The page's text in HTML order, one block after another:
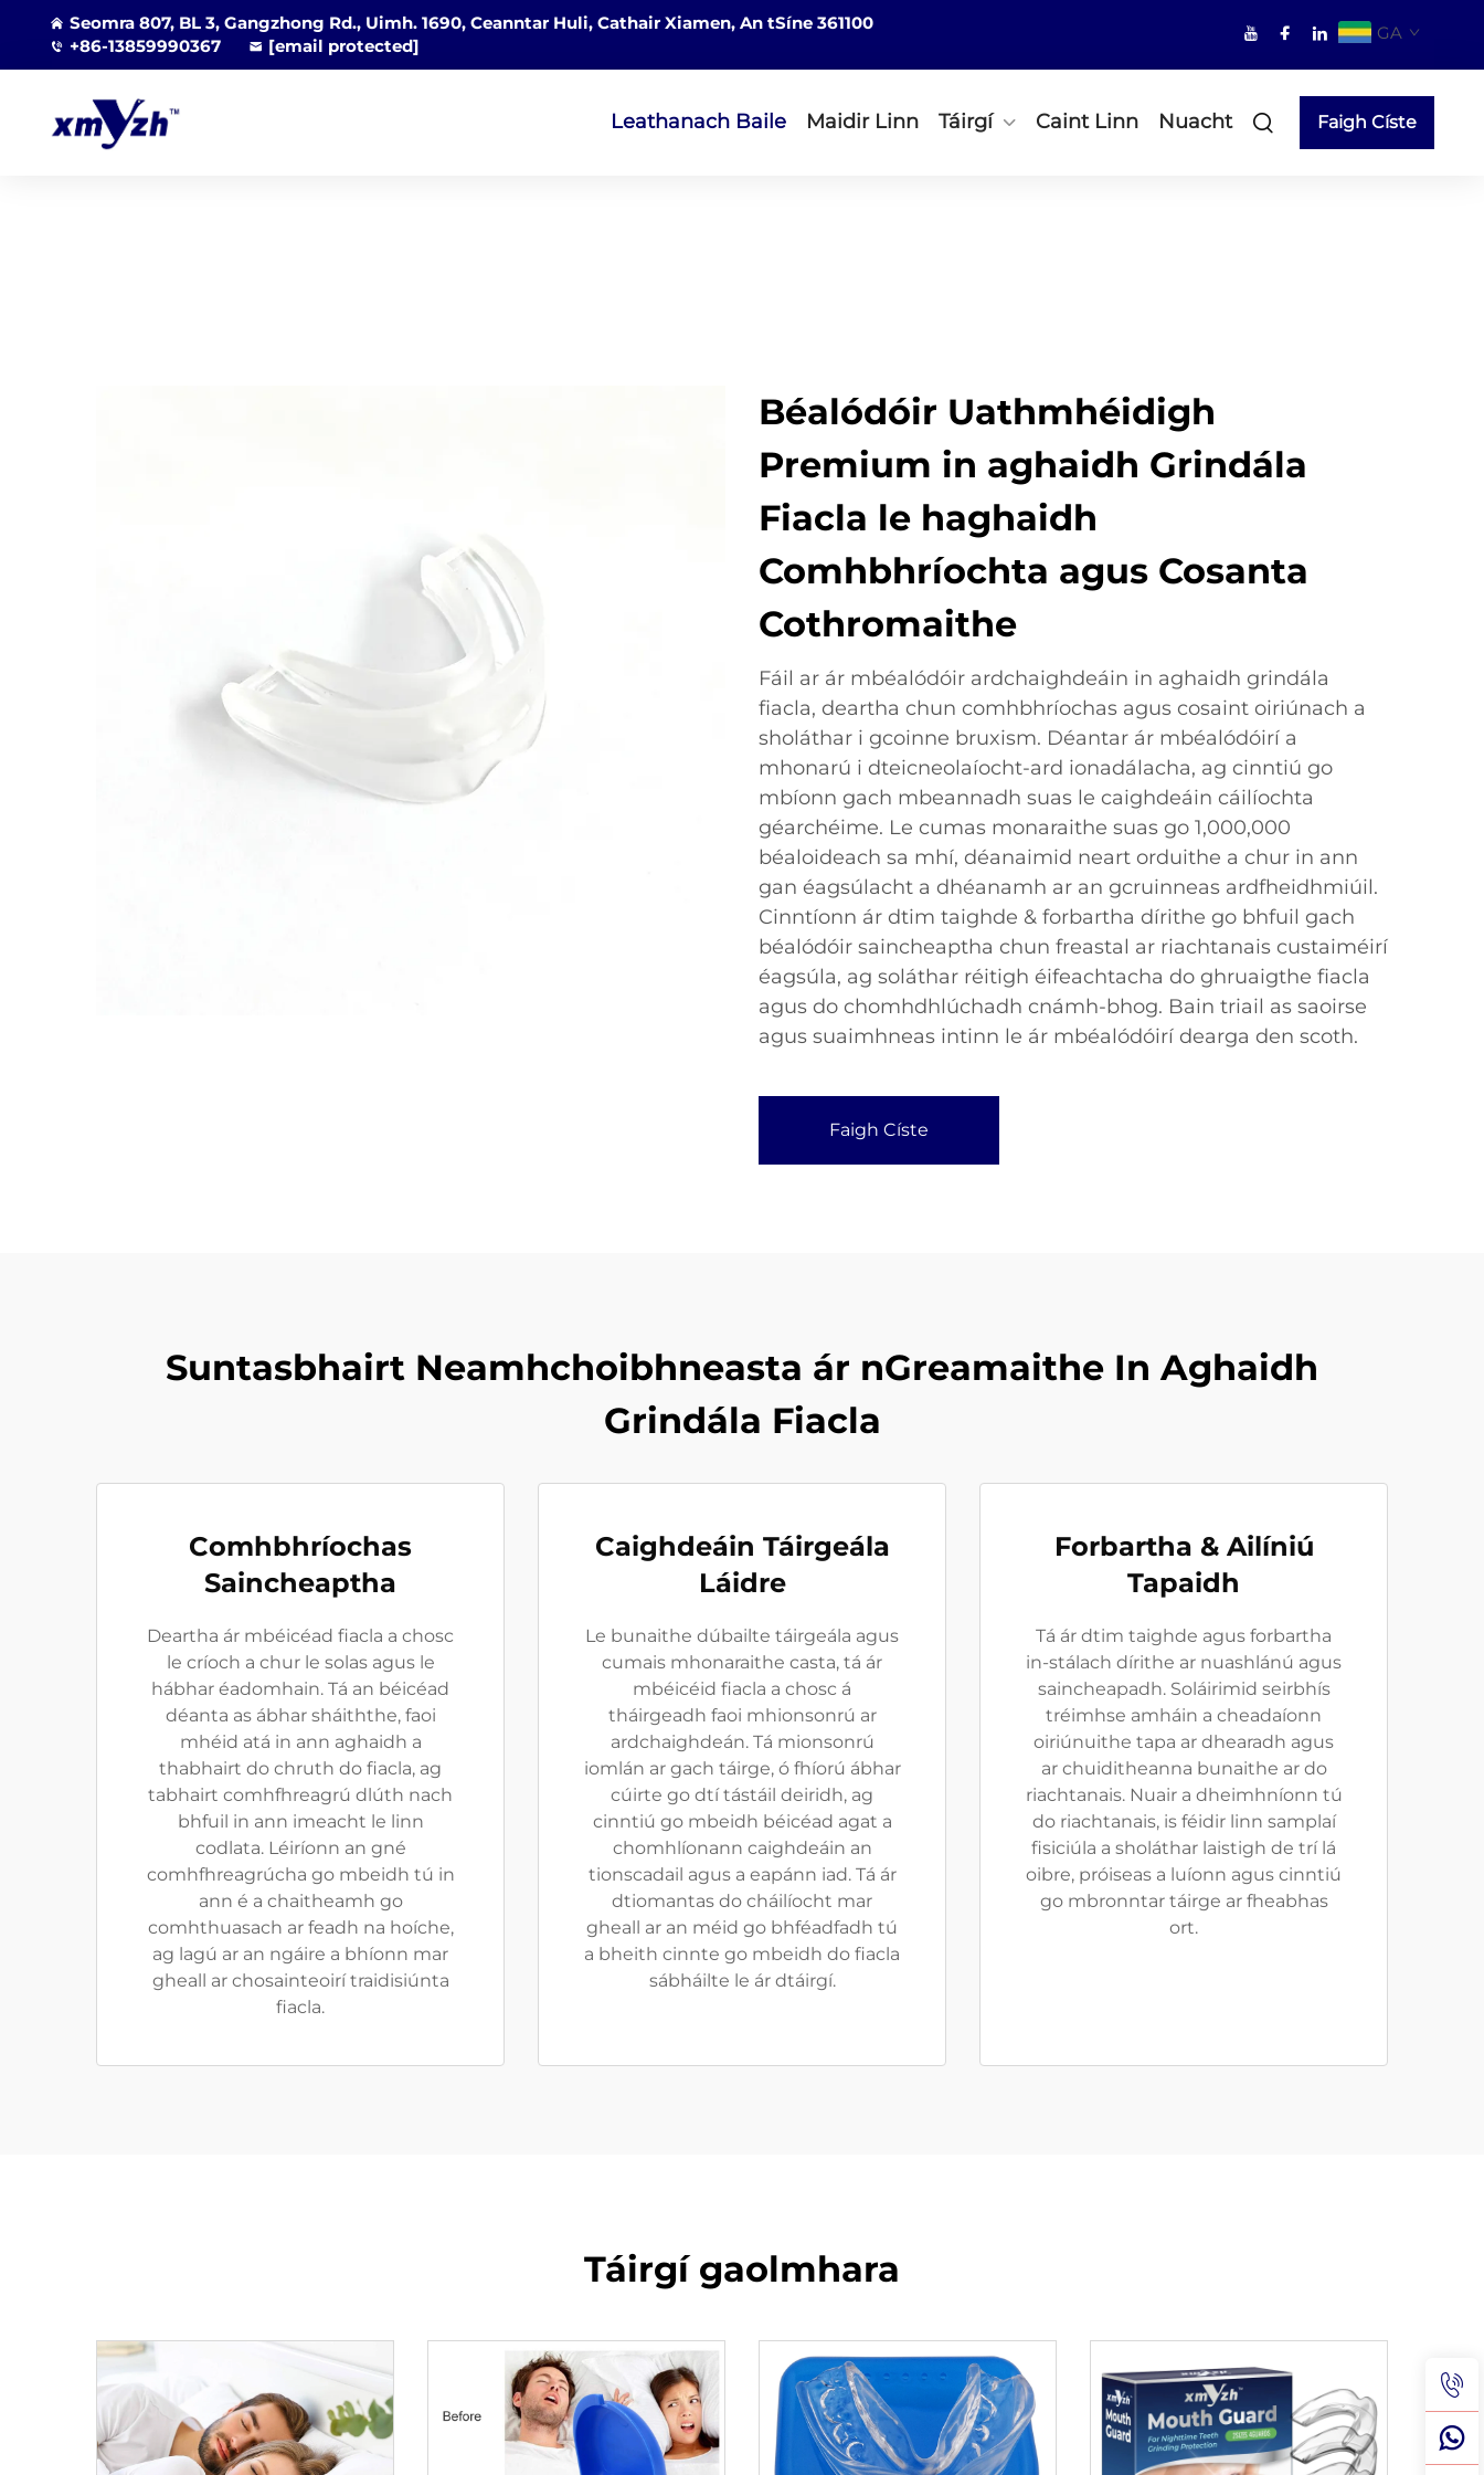
Seomra 807, BL 3, Gangzhong Rd., Uimh. 1690, Ceanntar Huli, Cathair Xiamen, An tSíne 361100
+86-13859990367
[email protected]
GA
Leathanach Baile Maidir Linn Táirgí Caint Linn Nuacht Faigh Císte
Béalódóir Uathmhéidigh
Premium in aghaidh Grindála
Fiacla le haghaidh
Comhbhríochta agus Cosanta
Cothromaithe
Fáil ar ár mbéalódóir ardchaighdeáin in aghaidh grindála
fiacla, deartha chun comhbhríochas agus cosaint oiriúnach a
sholáthar i gcoinne bruxism. Déantar ár mbéalódóirí a
mhonarú i dteicneolaíocht-ard ionadálacha, ag cinntiú go
mbíonn gach mbeannadh suas le caighdeáin cáilíochta
géarchéime. Le cumas monaraithe suas go 1,000,000
béaloideach sa mhí, déanaimid neart orduithe a chur in ann
gan éagsúlacht a dhéanamh ar an gcruinneas ardfheidhmiúil.
Cinntíonn ár dtim taighde & forbartha dírithe go bhfuil gach
béalódóir saincheaptha chun freastal ar riachtanais custaiméirí
éagsúla, ag soláthar réitigh éifeachtacha do ghruaigthe fiacla
agus do chomhdhlúchadh cnámh-bhog. Bain triail as saoirse
agus suaimhneas intinn le ár mbéalódóirí dearga den scoth.
Faigh Císte
Suntasbhairt Neamhchoibhneasta ár nGreamaithe In Aghaidh
Grindála Fiacla
Comhbhríochas
Saincheaptha
Deartha ár mbéicéad fiacla a chosc
le críoch a chur le solas agus le
hábhar éadomhain. Tá an béicéad
déanta as ábhar sháiththe, faoi
mhéid atá in ann aghaidh a
thabhairt do chruth do fiacla, ag
tabhairt comhfhreagrú dlúth nach
bhfuil in ann imeacht le linn
codlata. Léiríonn an gné
comhfhreagrúcha go mbeidh tú in
ann é a chaitheamh go
comhthuasach ar feadh na hoíche,
ag lagú ar an ngáire a bhíonn mar
gheall ar chosainteoirí traidisiúnta
fiacla.
Caighdeáin Táirgeála
Láidre
Le bunaithe dúbailte táirgeála agus
cumais mhonaraithe casta, tá ár
mbéicéid fiacla a chosc á
tháirgeadh faoi mhionsonrú ar
ardchaighdeán. Tá mionsonrú
iomlán ar gach táirge, ó fhíorú ábhar
cúirte go dtí tástáil deiridh, ag
cinntiú go mbeidh béicéad agat a
chomhlíonann caighdeáin an
tionscadail agus a eapánn iad. Tá ár
dtiomantas do cháilíocht mar
gheall ar an méid go bhféadfadh tú
a bheith cinnte go mbeidh do fiacla
sábháilte le ár dtáirgí.
Forbartha & Ailíniú
Tapaidh
Tá ár dtim taighde agus forbartha
in-stálach dírithe ar nuashlánú agus
saincheapadh. Soláirimid seirbhís
tréimhse amháin a cheadaíonn
oiriúnuithe tapa ar dhearadh agus
ar chuiditheanna bunaithe ar do
riachtanais. Nuair a dheimhníonn tú
do riachtanais, is féidir linn samplaí
fisiciúla a sholáthar laistigh de trí lá
oibre, próiseas a luíonn agus cinntiú
go mbronntar táirge ar fheabhas
ort.
Táirgí gaolmhara